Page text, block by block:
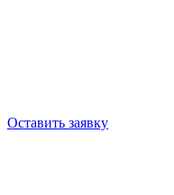
Оставить заявку